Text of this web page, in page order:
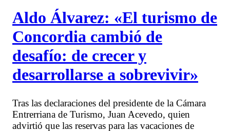
Aldo Álvarez: «El turismo de
Concordia cambió de
desafío: de crecer y
desarrollarse a sobrevivir»
Tras las declaraciones del presidente de la Cámara
Entrerriana de Turismo, Juan Acevedo, quien
advirtió que las reservas para las vacaciones de